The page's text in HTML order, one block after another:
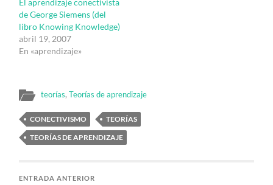
de George Siemens (del
libro Knowing Knowledge)
abril 19, 2007
En «aprendizaje»
teorías,Teorías de aprendizaje
CONECTIVISMO
TEORÍAS
TEORÍAS DE APRENDIZAJE
ENTRADA ANTERIOR